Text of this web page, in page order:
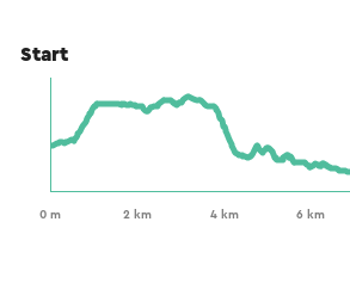
Start